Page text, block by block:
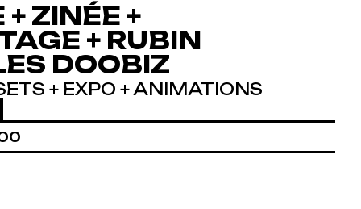
ZINÉE +
+ RUBIN
DOOBIZ
+ EXPO + ANIMATIONS